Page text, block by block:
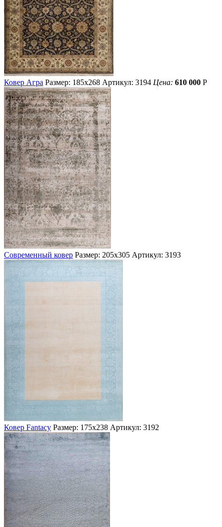
Ковер Агра Размер: 185х268 Артикул: 3194 Цена: 610 000 Р
Современный ковер Размер: 205х305 Артикул: 3193
Ковер Fantacy Размер: 175х238 Артикул: 3192